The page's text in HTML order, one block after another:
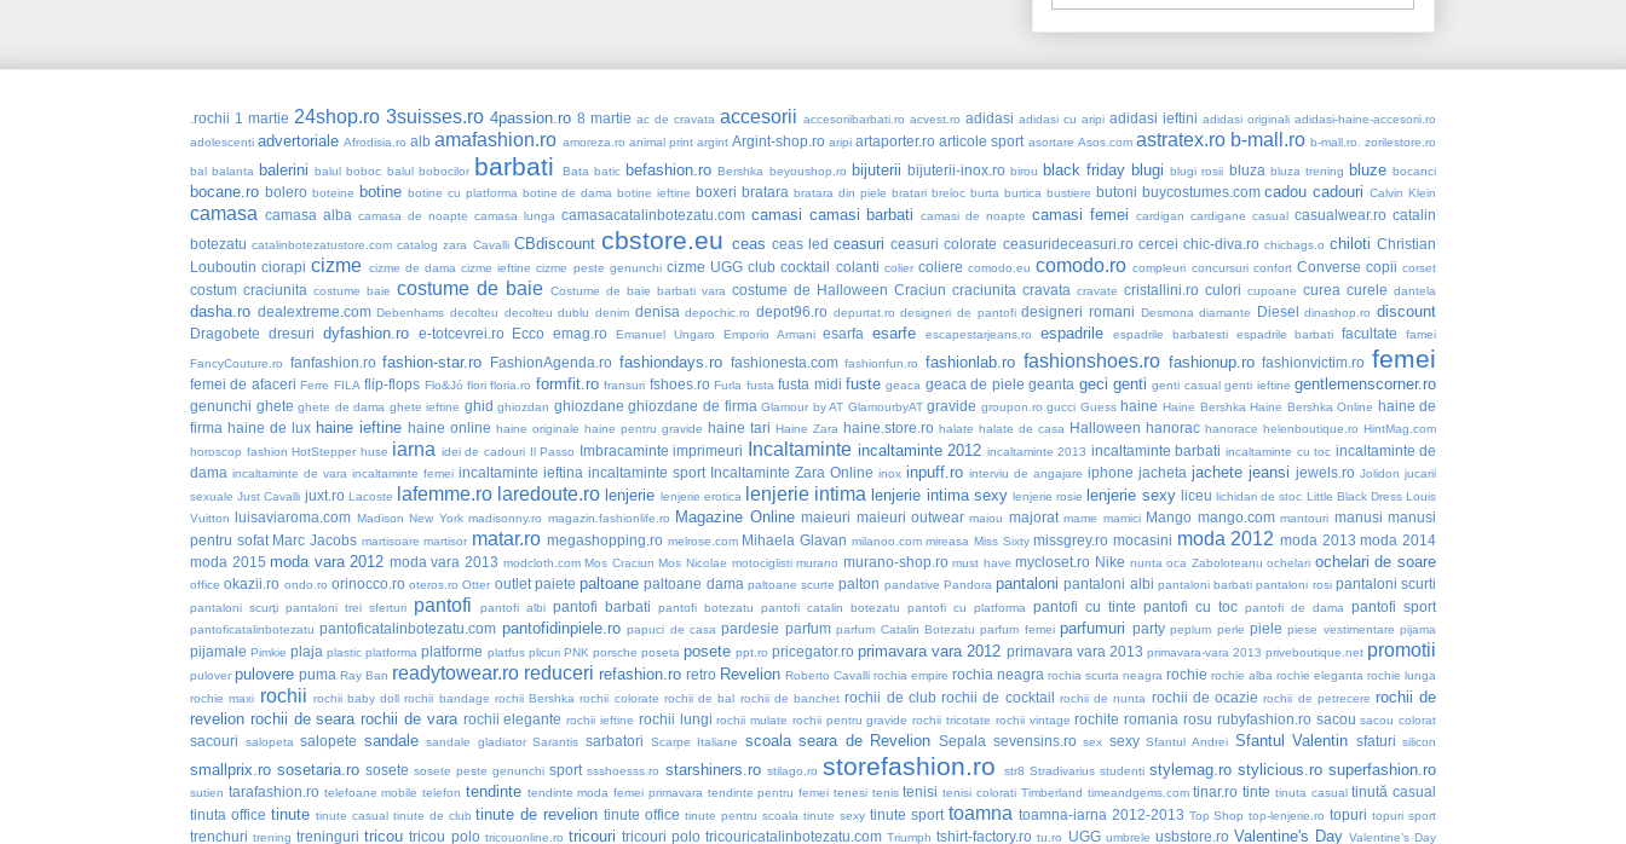
.rochii 1 martie 24shop.ro 3suisses.ro 4passion.ro 8 martie ac de cravata accesorii accesoriibarbati.ro acvest.ro adidasi adidasi cu aripi adidasi ieftini adidasi originali adidasi-haine-accesorii.ro
adolescenti advertoriale Afrodisia.ro alb amafashion.ro amoreza.ro animal print argint Argint-shop.ro aripi artaporter.ro articole sport asortare Asos.com astratex.ro b-mall.ro b-mall.ro. zorilestore.ro
bal balanta balerini balul boboc balul bobocilor barbati Bata batic befashion.ro Bershka beyoushop.ro bijuterii bijuterii-inox.ro birou black friday blugi blugi rosii bluza bluza trening bluze bocanci
bocane.ro bolero boteine botine botine cu platforma botine de dama botine ieftine boxeri bratara bratara din piele bratari breloc burta burtica bustiere butoni buycostumes.com cadou cadouri Calvin Klein
camasa camasa alba camasa de noapte camasa lunga camasacatalinbotezatu.com camasi camasi barbati camasi de noapte camasi femei cardigan cardigane casual casualwear.ro catalin
botezatu catalinbotezatustore.com catalog zara Cavalli CBdiscount cbstore.eu ceas ceas led ceasuri ceasuri colorate ceasurideceasuri.ro cercei chic-diva.ro chicbags.o chiloti Christian
Louboutin ciorapi cizme cizme de dama cizme ieftine cizme peste genunchi cizme UGG club cocktail colanti colier coliere comodo.eu comodo.ro compleuri concursuri confort Converse copii corset
costum craciunita costume baie costume de baie Costume de baie barbati vara costume de Halloween Craciun craciunita cravata cravate cristallini.ro culori cupoane curea curele dantela
dasha.ro dealextreme.com Debenhams decolteu decolteu dublu denim denisa depochic.ro depot96.ro depurtat.ro designeri de pantofi designeri romani Desmona diamante Diesel dinashop.ro discount
Dragobete dresuri dyfashion.ro e-totcevrei.ro Ecco emag.ro Emanuel Ungaro Emporio Armani esarfa esarfe escapestarjeans.ro espadrile espadrile barbatesti espadrile barbati facultate famei
FancyCouture.ro fanfashion.ro fashion-star.ro FashionAgenda.ro fashiondays.ro fashionesta.com fashionfun.ro fashionlab.ro fashionshoes.ro fashionup.ro fashionvictim.ro femei
femei de afaceri Ferre FILA flip-flops Flo&Jó flori floria.ro formfit.ro fransuri fshoes.ro Furla fusta fusta midi fuste geaca geaca de piele geanta geci genti genti casual genti ieftine gentlemenscorner.ro
genunchi ghete ghete de dama ghete ieftine ghid ghiozdan ghiozdane ghiozdane de firma Glamour by AT GlamourbyAT gravide groupon.ro gucci Guess haine Haine Bershka Haine Bershka Online haine de
firma haine de lux haine ieftine haine online haine originale haine pentru gravide haine tari Haine Zara haine.store.ro halate halate de casa Halloween hanorac hanorace helenboutique.ro HintMag.com
horoscop fashion HotStepper huse iarna idei de cadouri Il Passo Imbracaminte imprimeuri Incaltaminte incaltaminte 2012 incaltaminte 2013 incaltaminte barbati incaltaminte cu toc incaltaminte de
dama incaltaminte de vara incaltaminte femei incaltaminte ieftina incaltaminte sport Incaltaminte Zara Online inox inpuff.ro interviu de angajare iphone jacheta jachete jeansi jewels.ro Jolidon jucarii
sexuale Just Cavalli juxt.ro Lacoste lafemme.ro laredoute.ro lenjerie lenjerie erotica lenjerie intima lenjerie intima sexy lenjerie rosie lenjerie sexy liceu lichidari de stoc Little Black Dress Louis
Vuitton luisaviaroma.com Madison New York madisonny.ro magazin.fashionlife.ro Magazine Online maieuri maieuri outwear maiou majorat mame mamici Mango mango.com mantouri manusi manusi
pentru sofat Marc Jacobs martisoare martisor matar.ro megashopping.ro melrose.com Mihaela Glavan milanoo.com mireasa Miss Sixty missgrey.ro mocasini moda 2012 moda 2013 moda 2014
moda 2015 moda vara 2012 moda vara 2013 modcloth.com Mos Craciun Mos Nicolae motociglisti murano murano-shop.ro must have mycloset.ro Nike nunta oca Zaboloteanu ochelari ochelari de soare
office okazii.ro ondo.ro orinocco.ro oteros.ro Otter outlet paiete paltoane paltoane dama paltoane scurte palton pandative Pandora pantaloni pantaloni albi pantaloni barbati pantaloni rosi pantaloni scurti
pantaloni scurţi pantaloni trei sferturi pantofi pantofi albi pantofi barbati pantofi botezatu pantofi catalin botezatu pantofi cu platforma pantofi cu tinte pantofi cu toc pantofi de dama pantofi sport
pantoficatalinbotezatu pantoficatalinbotezatu.com pantofidinpiele.ro papuci de casa pardesie parfum parfum Catalin Botezatu parfum femei parfumuri party peplum perle piele piese vestimentare pijama
pijamale Pimkie plaja plastic platforma platforme platfus plicuri PNK porsche poseta posete ppt.ro pricegator.ro primavara vara 2012 primavara vara 2013 primavara-vara 2013 priveboutique.net promotii
pulover pulovere puma Ray Ban readytowear.ro reduceri refashion.ro retro Revelion Roberto Cavalli rochia empire rochia neagra rochia scurta neagra rochie rochie alba rochie eleganta rochie lunga
rochie maxi rochii rochii baby doll rochii bandage rochii Bershka rochii colorate rochii de bal rochii de banchet rochii de club rochii de cocktail rochii de nunta rochii de ocazie rochii de petrecere rochii de
revelion rochii de seara rochii de vara rochii elegante rochii ieftine rochii lungi rochii mulate rochii pentru gravide rochii tricotate rochii vintage rochite romania rosu rubyfashion.ro sacou sacou colorat
sacouri salopeta salopete sandale sandale gladiator Sarantis sarbatori Scarpe Italiane scoala seara de Revelion Sepala sevensins.ro sex sexy Sfantul Andrei Sfantul Valentin sfaturi silicon
smallprix.ro sosetaria.ro sosete sosete peste genunchi sport ssshoesss.ro starshiners.ro stilago.ro storefashion.ro str8 Stradivarius studenti stylemag.ro stylicious.ro superfashion.ro
sutien tarafashion.ro telefoane mobile telefon tendinte tendinte moda femei primavara tendinte pentru femei tenesi tenis tenisi tenisi colorati Timberland timeandgems.com tinar.ro tinte tinuta casual tinută casual
tinuta office tinute tinute casual tinute de club tinute de revelion tinute office tinute pentru scoala tinute sexy tinute sport toamna toamna-iarna 2012-2013 Top Shop top-lenjerie.ro topuri topuri sport
trenchuri trening treninguri tricou tricou polo tricouonline.ro tricouri tricouri polo tricouricatalinbotezatu.com Triumph tshirt-factory.ro tu.ro UGG umbrele usbstore.ro Valentine's Day Valentine’s Day